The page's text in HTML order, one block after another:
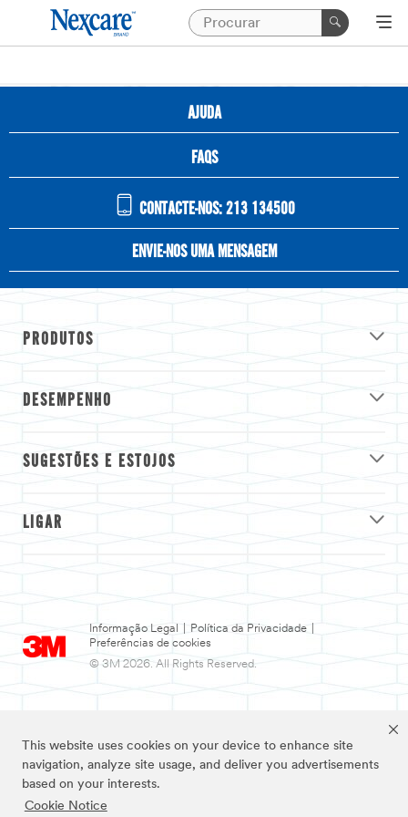
This website uses cookies on your device to enhance site
navigation, analyze site usage, and deliver you advertisements
based on your interests.
Cookie Notice
AJUDA
FAQS
CONTACTE-NOS: 213 134500
ENVIE-NOS UMA MENSAGEM
PRODUTOS
DESEMPENHO
SUGESTÕES E ESTOJOS
LIGAR
Informação Legal Política da Privacidade
Preferências de cookies
© 3M 2026. All Rights Reserved.